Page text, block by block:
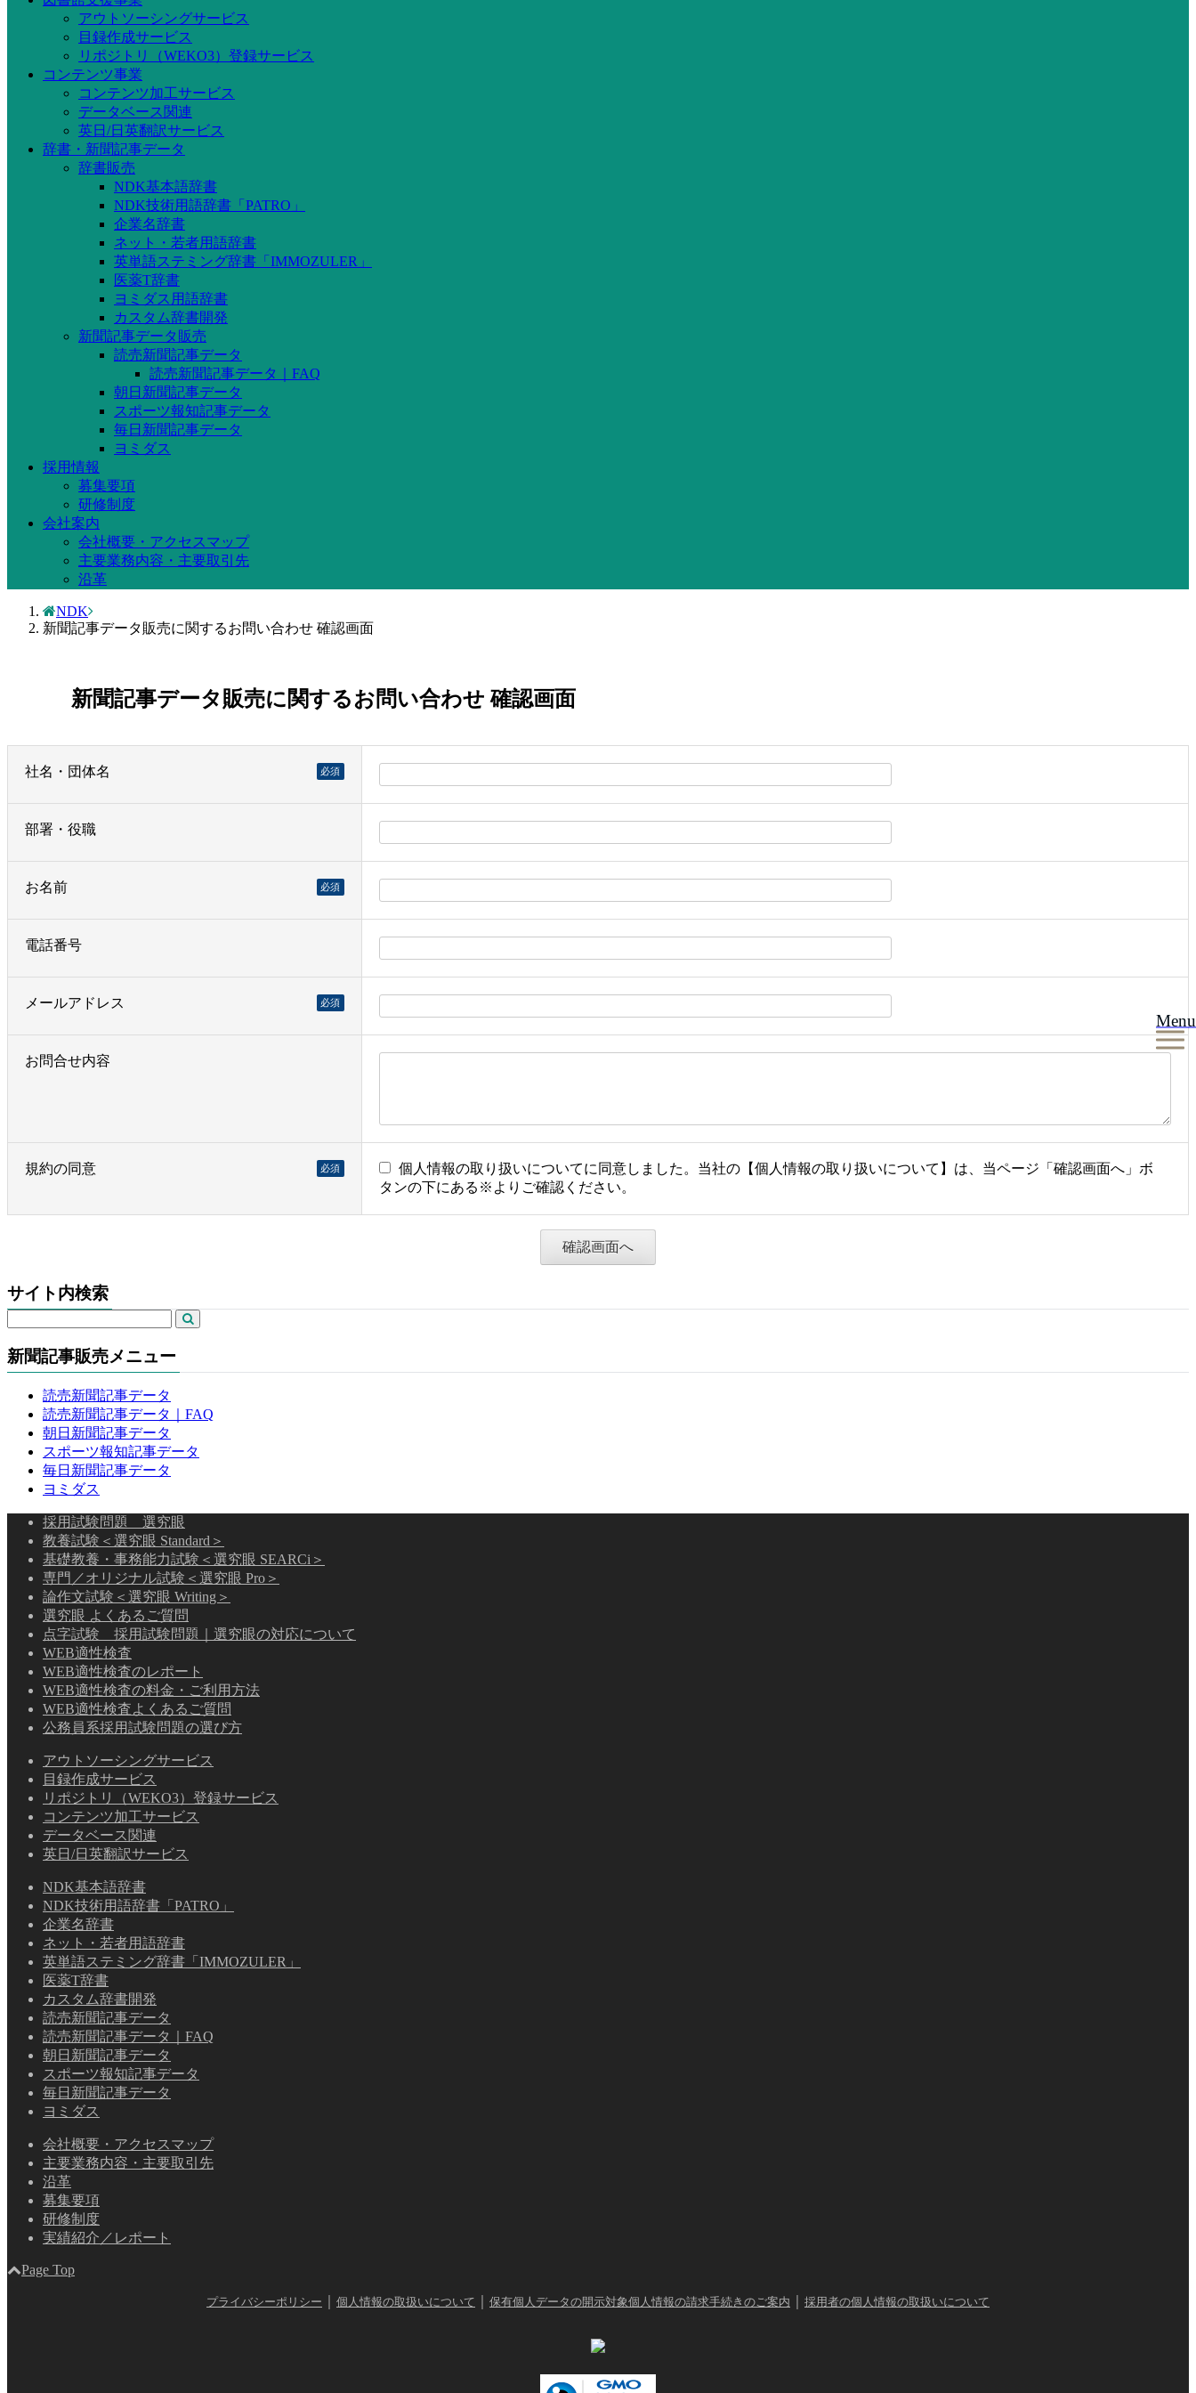
Menu
アウトソーシングサービス
目録作成サービス
リポジトリ（WEKO3）登録サービス
コンテンツ事業
コンテンツ加工サービス
データベース関連
英日/日英翻訳サービス
辞書・新聞記事データ
辞書販売
NDK基本語辞書
NDK技術用語辞書「PATRO」
企業名辞書
ネット・若者用語辞書
英単語ステミング辞書「IMMOZULER」
医薬T辞書
ヨミダス用語辞書
カスタム辞書開発
新聞記事データ販売
読売新聞記事データ
読売新聞記事データ｜FAQ
朝日新聞記事データ
スポーツ報知記事データ
毎日新聞記事データ
ヨミダス
採用情報
募集要項
研修制度
会社案内
会社概要・アクセスマップ
主要業務内容・主要取引先
沿革
NDK
新聞記事データ販売に関するお問い合わせ 確認画面
新聞記事データ販売に関するお問い合わせ 確認画面
社名・団体名 必須
部署・役職
お名前 必須
電話番号
メールアドレス 必須
お問合せ内容
規約の同意 必須
個人情報の取り扱いについてに同意しました。当社の【個人情報の取り扱いについて】は、当ページ「確認画面へ」ボ
タンの下にある※よりご確認ください。
サイト内検索
新聞記事販売メニュー
読売新聞記事データ
読売新聞記事データ｜FAQ
朝日新聞記事データ
スポーツ報知記事データ
毎日新聞記事データ
ヨミダス
採用試験問題 選究眼
教養試験＜選究眼 Standard＞
基礎教養・事務能力試験＜選究眼 SEARCi＞
専門／オリジナル試験＜選究眼 Pro＞
論作文試験＜選究眼 Writing＞
選究眼 よくあるご質問
点字試験 採用試験問題｜選究眼の対応について
WEB適性検査
WEB適性検査のレポート
WEB適性検査の料金・ご利用方法
WEB適性検査よくあるご質問
公務員系採用試験問題の選び方
アウトソーシングサービス
目録作成サービス
リポジトリ（WEKO3）登録サービス
コンテンツ加工サービス
データベース関連
英日/日英翻訳サービス
NDK基本語辞書
NDK技術用語辞書「PATRO」
企業名辞書
ネット・若者用語辞書
英単語ステミング辞書「IMMOZULER」
医薬T辞書
カスタム辞書開発
読売新聞記事データ
読売新聞記事データ｜FAQ
朝日新聞記事データ
スポーツ報知記事データ
毎日新聞記事データ
ヨミダス
会社概要・アクセスマップ
主要業務内容・主要取引先
沿革
募集要項
研修制度
実績紹介／レポート
Page Top
プライバシーポリシー 個人情報の取扱いについて 保有個人データの開示対象個人情報の請求手続きのご案内 採用者の個人情報の取扱いについて